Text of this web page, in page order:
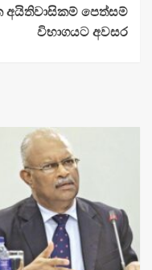
පෙත්සම්
විභාගයට අවසර